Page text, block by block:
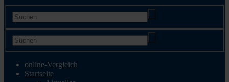
online-Vergleich
Startseite